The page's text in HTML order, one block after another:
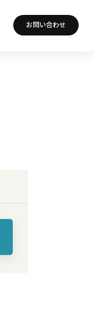
お問い合わせ